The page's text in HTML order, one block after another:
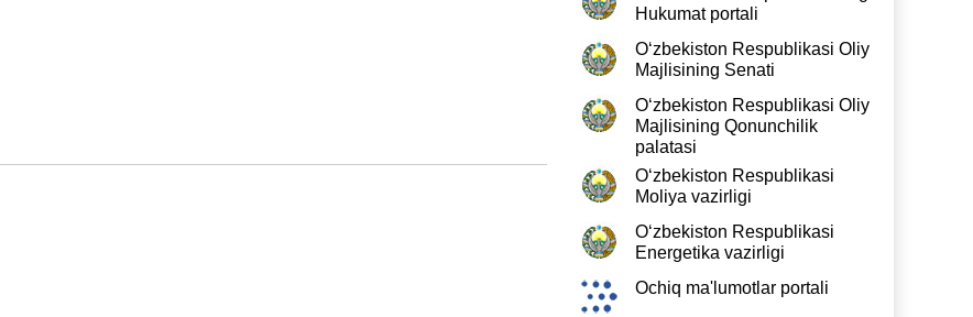
Hukumat portali
O‘zbekiston Respublikasi Oliy
Majlisining Senati
O‘zbekiston Respublikasi Oliy
Majlisining Qonunchilik
palatasi
O‘zbekiston Respublikasi
Moliya vazirligi
O‘zbekiston Respublikasi
Energetika vazirligi
Ochiq ma'lumotlar portali